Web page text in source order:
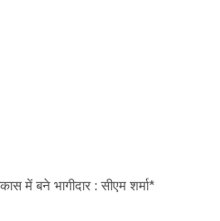
में बने भागीदार : सीएम शर्मा*